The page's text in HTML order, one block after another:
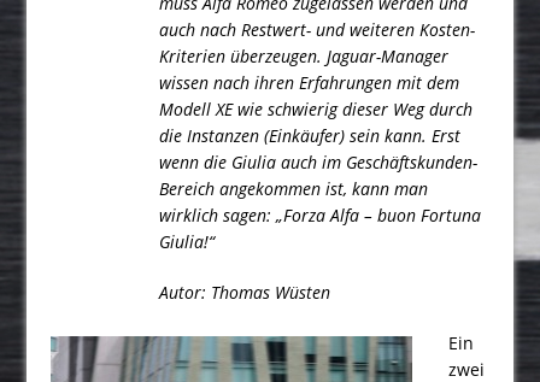
auch nach Restwert- und weiteren Kosten-
Kriterien überzeugen. Jaguar-Manager
wissen nach ihren Erfahrungen mit dem
Modell XE wie schwierig dieser Weg durch
die Instanzen (Einkäufer) sein kann. Erst
wenn die Giulia auch im Geschäftskunden-
Bereich angekommen ist, kann man
wirklich sagen: „Forza Alfa – buon Fortuna
Giulia!“
Autor: Thomas Wüsten
Ein
zwei